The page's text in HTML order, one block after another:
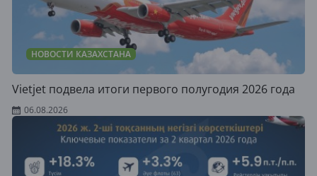
НОВОСТИ КАЗАХСТАНА
Vietjet подвела итоги первого полугодия 2026 года
06.08.2026